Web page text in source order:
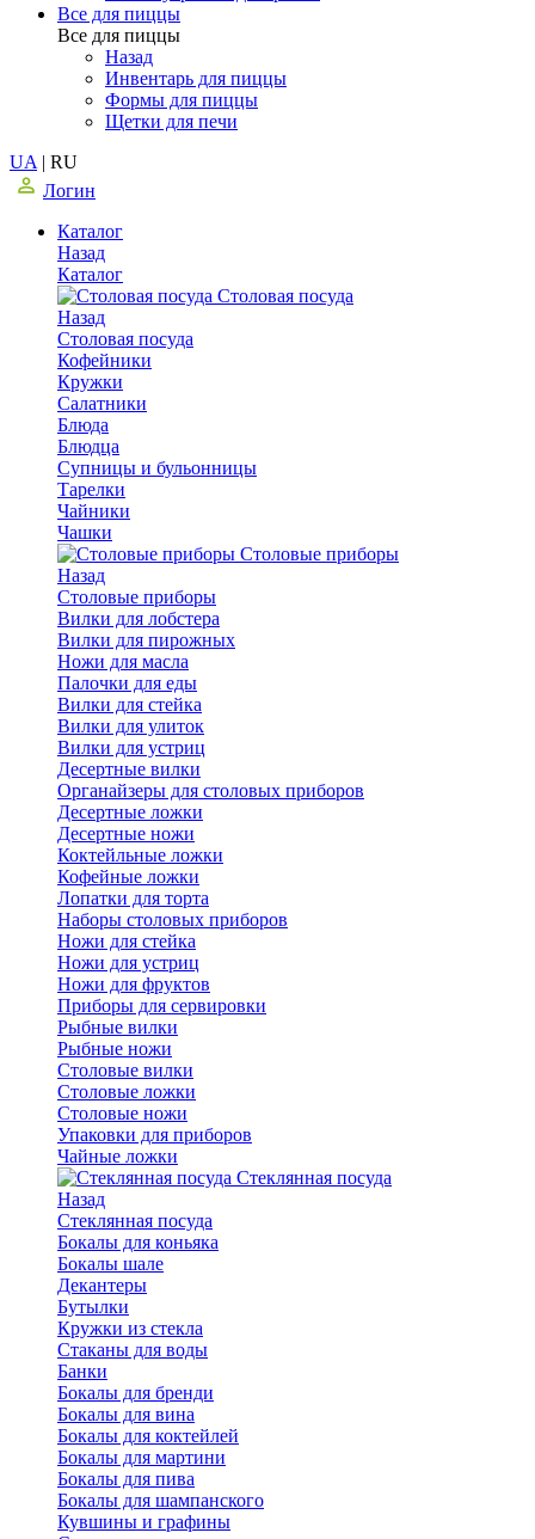
Все для пиццы
Все для пиццы
Назад
Инвентарь для пиццы
Формы для пиццы
Щетки для печи
UA | RU
Логин
Каталог
Назад
Каталог
Столовая посуда
Назад
Столовая посуда
Кофейники
Кружки
Салатники
Блюда
Блюдца
Супницы и бульонницы
Тарелки
Чайники
Чашки
Cтоловые приборы
Назад
Cтоловые приборы
Вилки для лобстера
Вилки для пирожных
Ножи для масла
Палочки для еды
Вилки для стейка
Вилки для улиток
Вилки для устриц
Десертные вилки
Органайзеры для столовых приборов
Десертные ложки
Десертные ножи
Коктейльные ложки
Кофейные ложки
Лопатки для торта
Наборы столовых приборов
Ножи для стейка
Ножи для устриц
Ножи для фруктов
Приборы для сервировки
Рыбные вилки
Рыбные ножи
Столовые вилки
Столовые ложки
Столовые ножи
Упаковки для приборов
Чайные ложки
Стеклянная посуда
Назад
Стеклянная посуда
Бокалы для коньяка
Бокалы шале
Декантеры
Бутылки
Кружки из стекла
Стаканы для воды
Банки
Бокалы для бренди
Бокалы для вина
Бокалы для коктейлей
Бокалы для мартини
Бокалы для пива
Бокалы для шампанского
Кувшины и графины